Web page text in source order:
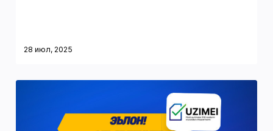
28 июл, 2025